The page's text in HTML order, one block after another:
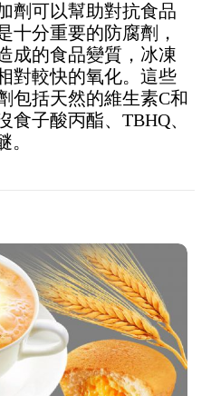
劑可以幫助對抗食品
十分重要的防腐劑，
成的食品變質，冰凍
對較快的氧化。這些
包括天然的維生素C和
子酸丙酯、TBHQ、
。